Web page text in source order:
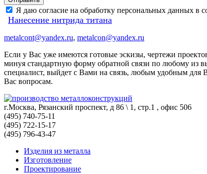
Я даю согласие на обработку персональных данных в
Нанесение нитрида титана
metalcont@yandex.ru, metalcon@yandex.ru
Если у Вас уже имеются готовые эскизы, чертежи
минуя стандартную форму обратной связи по любому из
специалист, выйдет с Вами на связь, любым удобным для
Вас вопросам.
г.Москва, Рязанский проспект, д 86 \ 1, стр.1 , офис 506
(495) 740-75-11
(495) 722-15-17
(495) 796-43-47
Изделия из металла
Изготовление
Проектирование